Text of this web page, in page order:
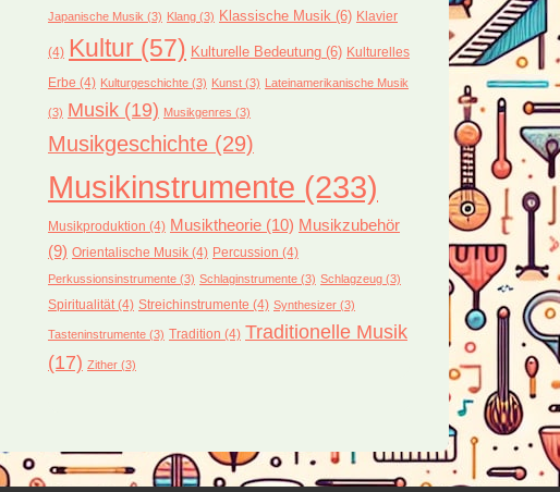
Japanische Musik (3) Klang (3) Klassische Musik (6) Klavier
(4) Kultur (57) Kulturelle Bedeutung (6) Kulturelles
Erbe (4) Kulturgeschichte (3) Kunst (3) Lateinamerikanische Musik
(3) Musik (19) Musikgenres (3)
Musikgeschichte (29)
Musikinstrumente (233)
Musikproduktion (4) Musiktheorie (10) Musikzubehör
(9) Orientalische Musik (4) Percussion (4)
Perkussionsinstrumente (3) Schlaginstrumente (3) Schlagzeug (3)
Spiritualität (4) Streichinstrumente (4) Synthesizer (3)
Tasteninstrumente (3) Tradition (4) Traditionelle Musik
(17) Zither (3)